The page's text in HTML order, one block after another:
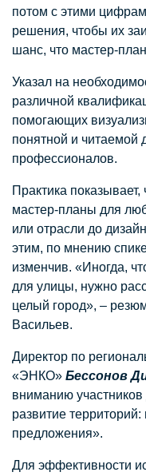
потом с этими
решения, чтобы их
шанс, что мастер-
Указал на
различной
помогающих
понятной и читаемой
профессионалов.
Практика
мастер-планы для
или отрасли до
этим, по мнению
изменчив. «Иногда,
для улицы, нужно
целый город», –
Васильев.
Директор по
«ЭНКО» Бессонов
вниманию
развитие
предложения».
Для эффективности